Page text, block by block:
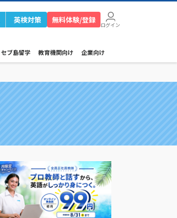
英検対策 無料体験/登録
ログイン
セブ島留学 教育機関向け 企業向け